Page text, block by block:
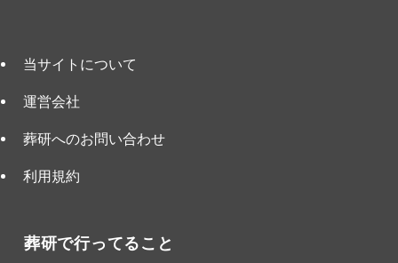
当サイトについて
運営会社
葬研へのお問い合わせ
利用規約
葬研で行ってること